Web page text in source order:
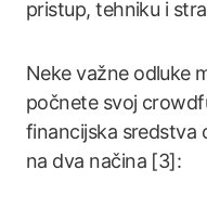
pristup, tehniku i
Neke važne odluke
počnete svoj
financijska sredstva
na dva načina [3]: